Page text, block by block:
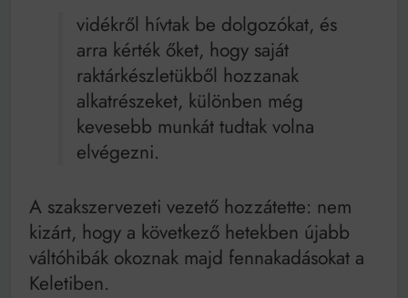
vidékről hívtak be dolgozókat, és
arra kérték őket, hogy saját
raktárkészletükből hozzanak
alkatrészeket, különben még
kevesebb munkát tudtak volna
elvégezni.
A szakszervezeti vezető hozzátette: nem
kizárt, hogy a következő hetekben újabb
váltóhibák okoznak majd fennakadásokat a
Keletiben.